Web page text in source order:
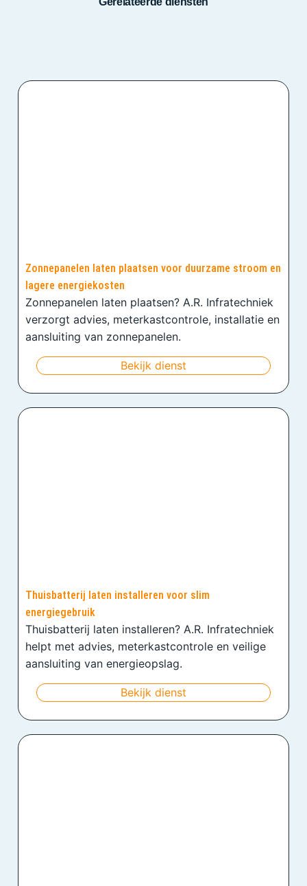
Zonnepanelen laten plaatsen voor duurzame stroom en
lagere energiekosten
Zonnepanelen laten plaatsen? A.R. Infratechniek
verzorgt advies, meterkastcontrole, installatie en
aansluiting van zonnepanelen.
Bekijk dienst
Thuisbatterij laten installeren voor slim
energiegebruik
Thuisbatterij laten installeren? A.R. Infratechniek
helpt met advies, meterkastcontrole en veilige
aansluiting van energieopslag.
Bekijk dienst